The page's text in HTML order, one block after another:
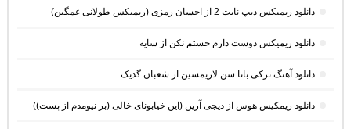
دانلود ریمیکس دیپ نایت 2 از احسان رمزی (ریمیکس طولانی غمگین)
دانلود ریمیکس دوست دارم خستم نکن از سایه
دانلود آهنگ ترکی بانا سن لازیمسین از شعبان گدیک
دانلود ریمکیس هوس از دیجی آرین (این خیابونای خالی (بر نیومدم از پست))